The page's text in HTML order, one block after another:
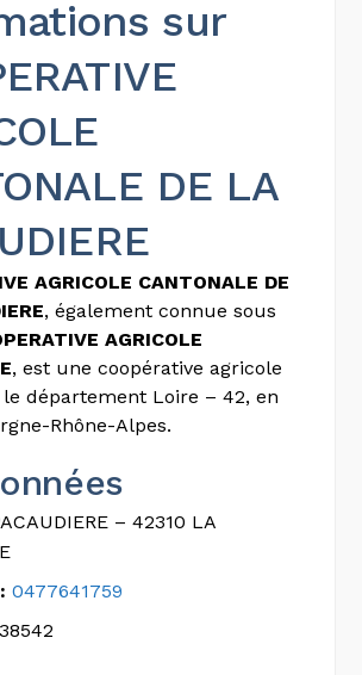
sur
DE LA
AGRICOLE CANTONALE DE
, également connue sous
AGRICOLE
, est une coopérative agricole
département Loire – 42, en
Rhône-Alpes.
– 42310 LA
0477641759